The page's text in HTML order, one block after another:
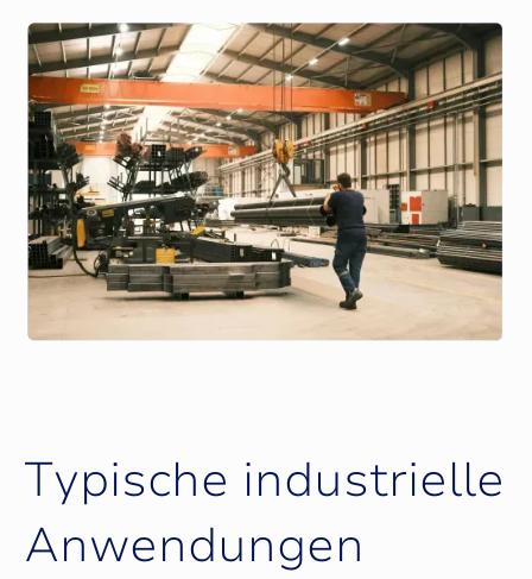
Typische industrielle
Anwendungen